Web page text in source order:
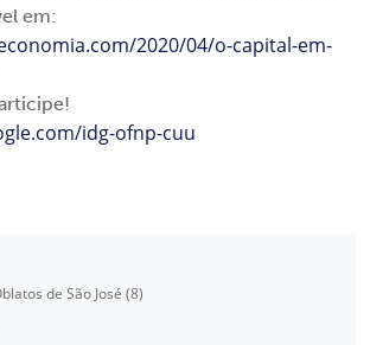
em:
2020/04/o-capital-em-
idg-ofnp-cuu
de São José (8)